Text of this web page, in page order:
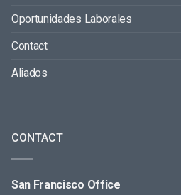
Oportunidades Laborales
Contact
Aliados
CONTACT
San Francisco Office